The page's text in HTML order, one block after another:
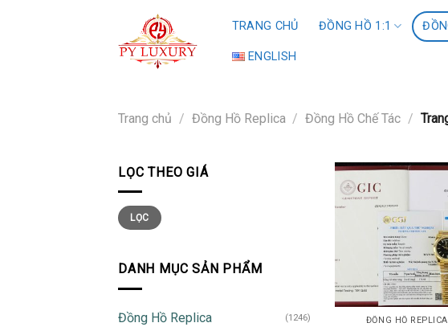
TRANG CHỦ ĐỒNG HỒ 1:1
ENGLISH
Trang chủ / Đồng Hồ Replica / Đồng Hồ Chế Tác /
LỌC THEO GIÁ
Giá
thấp
nhất
Giá
cao
nhất
LỌC
DANH MỤC SẢN PHẨM
Đồng Hồ Replica (1246) ĐỒNG HỒ REPLICA